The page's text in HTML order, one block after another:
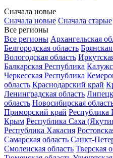
Сначала новые
Сначала новые Сначала старые
Все регионы
Все регионы Архангельская
Белгородская область
Вологодская область
Балкарская Республика
Черкесская Республика
область Краснодарский край
Ленинградская область
область Новосибирская
Приморский край Республика
Крым Республика Саха
Республика Хакасия
Самарская область Санкт-
Смоленская область Тверская